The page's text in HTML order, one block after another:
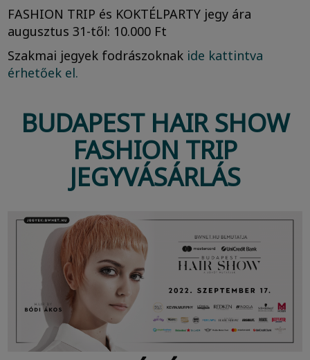
FASHION TRIP és KOKTÉLPARTY jegy ára
augusztus 31-től: 10.000 Ft
Szakmai jegyek fodrászoknak ide kattintva
érhetőek el.
BUDAPEST HAIR SHOW
FASHION TRIP
JEGYVÁSÁRLÁS